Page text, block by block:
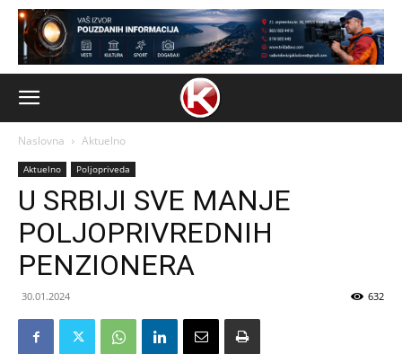
Naslovna Aktuelno
Aktuelno Poljopriveda
U SRBIJI SVE MANJE
POLJOPRIVREDNIH
PENZIONERA
30.01.2024 632